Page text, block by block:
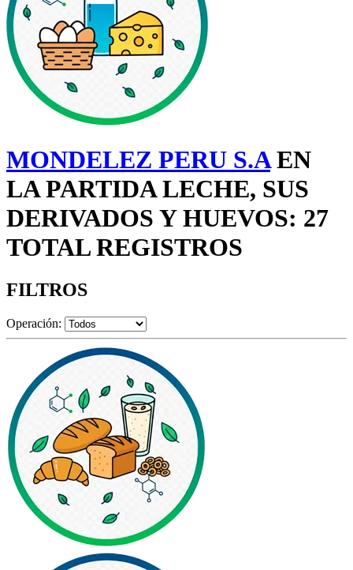
MONDELEZ PERU S.AEN
LA PARTIDA LECHE, SUS
DERIVADOS Y HUEVOS: 27
TOTAL REGISTROS
FILTROS
Operación: